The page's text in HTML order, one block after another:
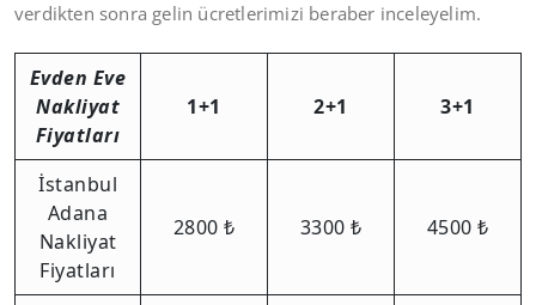
verdikten sonra gelin ücretlerimizi beraber inceleyelim.
Evden Eve
Nakliyat
Fiyatları
1+1 2+1 3+1
İstanbul
Adana
Nakliyat
Fiyatları
2800 ₺ 3300 ₺ 4500 ₺